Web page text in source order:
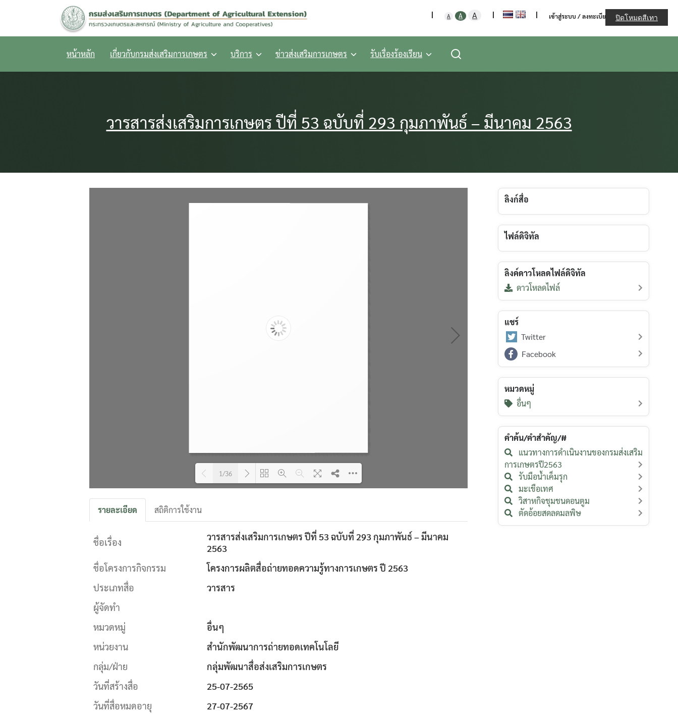
กรมส่งเสริมการเกษตร กระทรวงเกษตรและสหกรณ์
A Decrease
fontAReset
font
A Increase
font
| | เข้าสู่ระบบ / ลงทะเบียน
หน้าหลัก เกี่ยวกับกรมส่งเสริมการเกษตร บริการ ข่าวส่งเสริมการเกษตร รับเรื่องร้องเรียน
วารสารส่งเสริมการเกษตร ปีที่ 53 ฉบับที่ 293 กุมภาพันธ์ – มีนาคม 2563
ลิงก์สื่อ
ไฟล์ดิจิทัล
ลิงค์ดาวโหลดไฟล์ดิจิทัล
ดาวโหลดไฟล์
แชร์
Twitter
Facebook
หมวดหมู่
อื่นๆ
คำค้น/คำสำคัญ/#
แนวทางการดำเนินงานของกรมส่งเสริม
การเกษตรปี2563
รับมือน้ำเค็มรุก
มะเขือเทศ
วิสาหกิจชุมชนดอนตูม
ตัดอ้อยสดลดมลพิษ
DearFlip WordPress Flipbook
1/36
รายละเอียด สถิติการใช้งาน
ชื่อเรื่อง
วารสารส่งเสริมการเกษตร ปีที่ 53 ฉบับที่ 293 กุมภาพันธ์ – มีนาคม
2563
ชื่อโครงการกิจกรรม
โครงการผลิตสื่อถ่ายทอดความรู้ทางการเกษตร ปี 2563
ประเภทสื่อ
วารสาร
ผู้จัดทำ
หมวดหมู่
อื่นๆ
หน่วยงาน
สำนักพัฒนาการถ่ายทอดเทคโนโลยี
กลุ่ม/ฝ่าย
กลุ่มพัฒนาสื่อส่งเสริมการเกษตร
วันที่สร้างสื่อ
25-07-2565
วันที่สื่อหมดอายุ
27-07-2567
ปิดโหมดสีเทา